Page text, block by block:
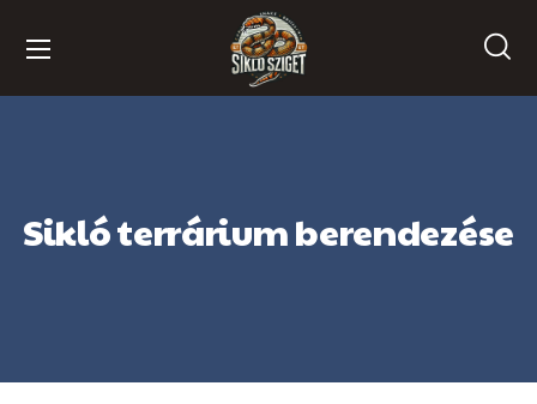
Sikló terrárium berendezése